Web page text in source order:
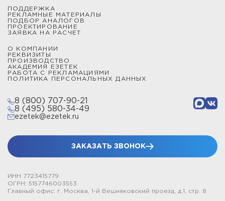
ПОДДЕРЖКА
РЕКЛАМНЫЕ МАТЕРИАЛЫ
ПОДБОР АНАЛОГОВ
ПРОЕКТИРОВАНИЕ
ЗАЯВКА НА РАСЧЕТ
О КОМПАНИИ
РЕКВИЗИТЫ
ПРОИЗВОДСТВО
АКАДЕМИЯ ЕЗЕТЕК
РАБОТА С РЕКЛАМАЦИЯМИ
ПОЛИТИКА ПЕРСОНАЛЬНЫХ ДАННЫХ
8 (800) 707-90-21
8 (495) 580-34-49
ezetek@ezetek.ru
ЗАКАЗАТЬ ЗВОНОК
ИНН 7723415779
ОГРН: 5157746003553
Главный офис: г. Москва, 1-й Вешняковский проезд, д.1, стр. 8